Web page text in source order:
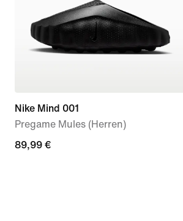
Nike Mind 001
Pregame Mules (Herren)
89,99 €
89,99 €